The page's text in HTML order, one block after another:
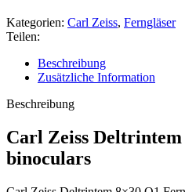
Kategorien: Carl Zeiss, Ferngläser
Teilen:
Beschreibung
Zusätzliche Information
Beschreibung
Carl Zeiss
binoculars